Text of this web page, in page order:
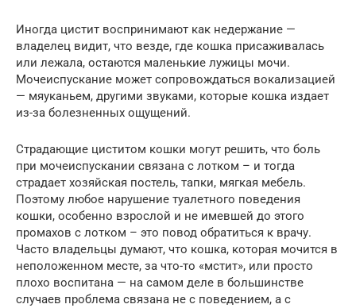
Иногда цистит воспринимают как недержание —
владелец видит, что везде, где кошка присаживалась
или лежала, остаются маленькие лужицы мочи.
Мочеиспускание может сопровождаться вокализацией
— мяуканьем, другими звуками, которые кошка издает
из-за болезненных ощущений.
Страдающие циститом кошки могут решить, что боль
при мочеиспускании связана с лотком – и тогда
страдает хозяйская постель, тапки, мягкая мебель.
Поэтому любое нарушение туалетного поведения
кошки, особенно взрослой и не имевшей до этого
промахов с лотком – это повод обратиться к врачу.
Часто владельцы думают, что кошка, которая мочится в
неположенном месте, за что-то «мстит», или просто
плохо воспитана — на самом деле в большинстве
случаев проблема связана не с поведением, а с